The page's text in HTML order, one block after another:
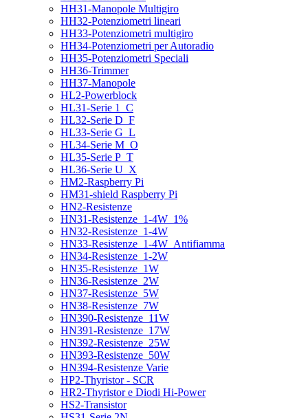
HH31-Manopole Multigiro
HH32-Potenziometri lineari
HH33-Potenziometri multigiro
HH34-Potenziometri per Autoradio
HH35-Potenziometri Speciali
HH36-Trimmer
HH37-Manopole
HL2-Powerblock
HL31-Serie 1_C
HL32-Serie D_F
HL33-Serie G_L
HL34-Serie M_O
HL35-Serie P_T
HL36-Serie U_X
HM2-Raspberry Pi
HM31-shield Raspberry Pi
HN2-Resistenze
HN31-Resistenze_1-4W_1%
HN32-Resistenze_1-4W
HN33-Resistenze_1-4W_Antifiamma
HN34-Resistenze_1-2W
HN35-Resistenze_1W
HN36-Resistenze_2W
HN37-Resistenze_5W
HN38-Resistenze_7W
HN390-Resistenze_11W
HN391-Resistenze_17W
HN392-Resistenze_25W
HN393-Resistenze_50W
HN394-Resistenze Varie
HP2-Thyristor - SCR
HR2-Thyristor e Diodi Hi-Power
HS2-Transistor